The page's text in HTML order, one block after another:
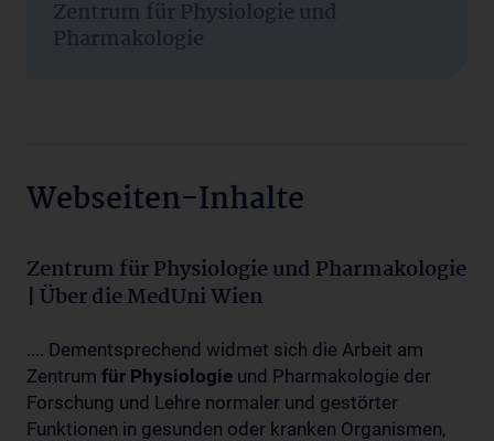
Zentrum für Physiologie und
Pharmakologie
Webseiten-Inhalte
Zentrum für Physiologie und Pharmakologie
| Über die MedUni Wien
.... Dementsprechend widmet sich die Arbeit am
Zentrum für Physiologie und Pharmakologie der
Forschung und Lehre normaler und gestörter
Funktionen in gesunden oder kranken Organismen,